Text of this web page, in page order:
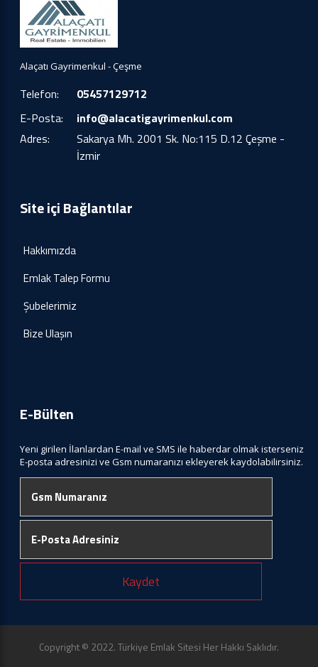
Alaçatı Gayrimenkul - Çeşme
Telefon:
05457129712
E-Posta:
info@alacatigayrimenkul.com
Adres:
Sakarya Mh. 2001 Sk. No:115 D.12 Çeşme -
İzmir
Site içi Bağlantılar
Hakkımızda
Emlak Talep Formu
Şubelerimiz
Bize Ulaşın
E-Bülten
Yeni girilen İlanlardan E-mail ve SMS ile haberdar olmak isterseniz
E-posta adresinizi ve Gsm numaranızı ekleyerek kaydolabilirsiniz.
Kaydet
Copyright © 2022. Türkiye Emlak Sitesi Her Hakkı Saklıdır.